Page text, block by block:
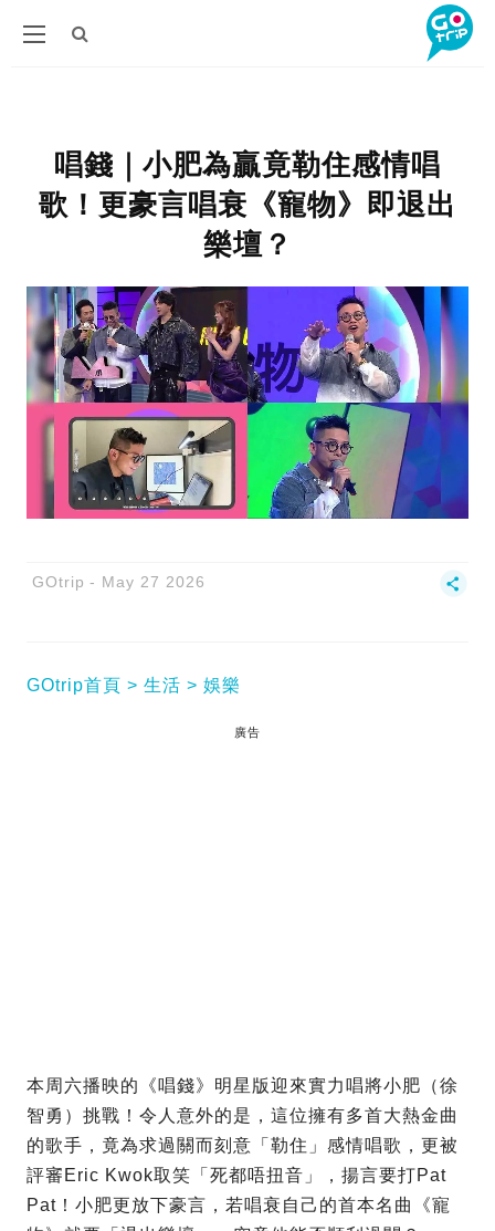
唱錢｜小肥為贏竟勒住感情唱
歌！更豪言唱衰《寵物》即退出
樂壇？
GOtrip May 27 2026
GOtrip首頁 生活 娛樂
廣告
本周六播映的《唱錢》明星版迎來實力唱將小肥（徐
智勇）挑戰！令人意外的是，這位擁有多首大熱金曲
的歌手，竟為求過關而刻意「勒住」感情唱歌，更被
評審Eric Kwok取笑「死都唔扭音」，揚言要打Pat
Pat！小肥更放下豪言，若唱衰自己的首本名曲《寵